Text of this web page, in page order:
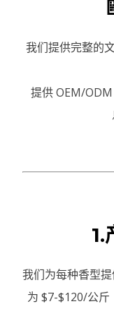
我们提供完整的
提供 OEM/
1.
我们为每种香型
为 $7-$120/公斤